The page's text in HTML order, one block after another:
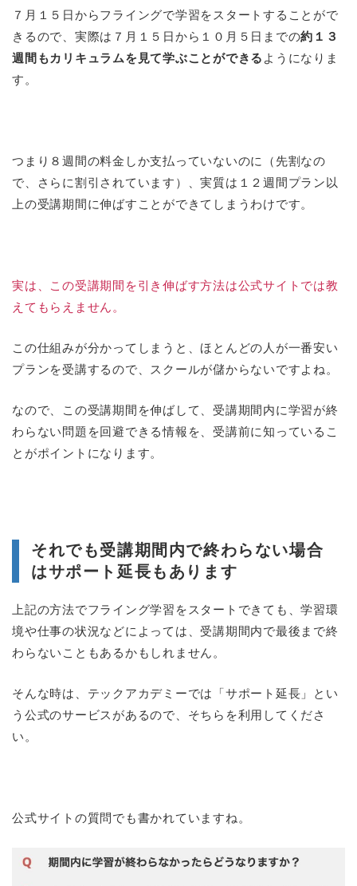
７月１５日からフライングで学習をスタートすることがで
きるので、実際は７月１５日から１０月５日までの約１３
週間もカリキュラムを見て学ぶことができる ようになりま
す。
つまり８週間の料金しか支払っていないのに（先割なの
で、さらに割引されています）、実質は１２週間プラン以
上の受講期間に伸ばすことができてしまうわけです。
実は、この受講期間を引き伸ばす方法は公式サイトでは教
えてもらえません。
この仕組みが分かってしまうと、ほとんどの人が一番安い
プランを受講するので、スクールが儲からないですよね。
なので、この受講期間を伸ばして、受講期間内に学習が終
わらない問題を回避できる情報を、受講前に知っているこ
とがポイントになります。
それでも受講期間内で終わらない場合
はサポート延長もあります
上記の方法でフライング学習をスタートできても、学習環
境や仕事の状況などによっては、受講期間内で最後まで終
わらないこともあるかもしれません。
そんな時は、テックアカデミーでは「サポート延長」とい
う公式のサービスがあるので、そちらを利用してくださ
い。
公式サイトの質問でも書かれていますね。